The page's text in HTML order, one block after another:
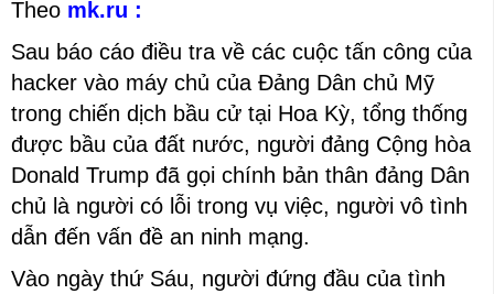
Theo mk.ru :
Sau báo cáo điều tra về các cuộc tấn công của
hacker vào máy chủ của Đảng Dân chủ Mỹ
trong chiến dịch bầu cử tại Hoa Kỳ, tổng thống
được bầu của đất nước, người đảng Cộng hòa
Donald Trump đã gọi chính bản thân đảng Dân
chủ là người có lỗi trong vụ việc, người vô tình
dẫn đến vấn đề an ninh mạng.
Vào ngày thứ Sáu, người đứng đầu của tình